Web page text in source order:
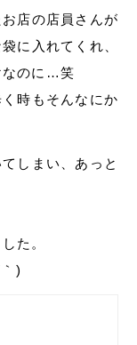
店の店員さんが
に入れてくれ、
なのに…笑
時もそんなにか
しまい、あっと
た。
)